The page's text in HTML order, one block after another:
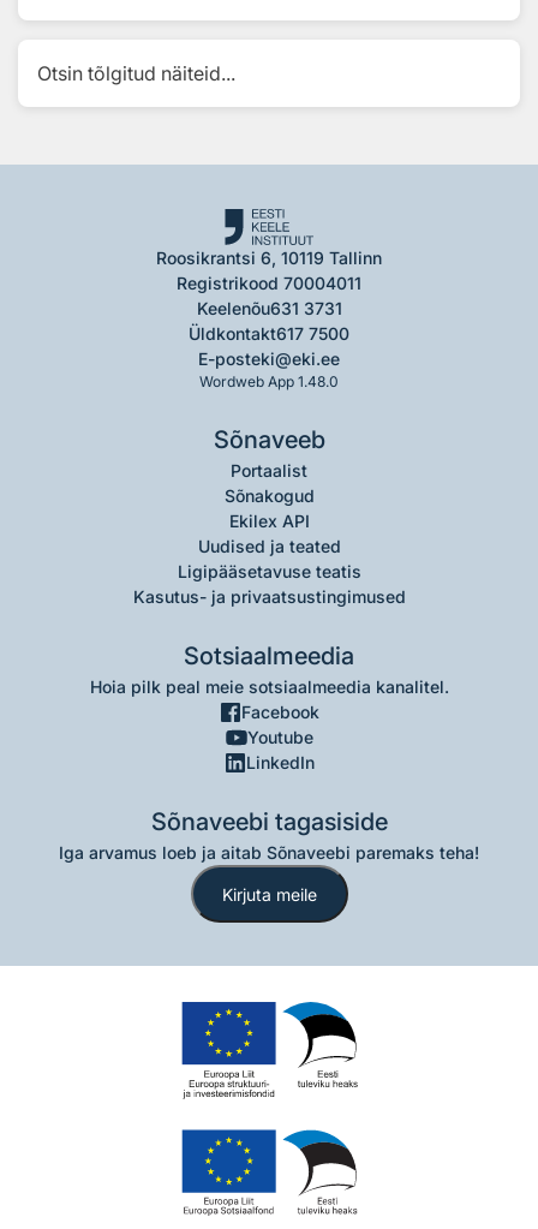
Otsin tõlgitud näiteid...
Roosikrantsi 6, 10119 Tallinn
Registrikood 70004011
Keelenõu631 3731
Üldkontakt617 7500
E-posteki@eki.ee
Wordweb App 1.48.0
Sõnaveeb
Portaalist
Sõnakogud
Ekilex API
Uudised ja teated
Ligipääsetavuse teatis
Kasutus- ja privaatsustingimused
Sotsiaalmeedia
Hoia pilk peal meie sotsiaalmeedia kanalitel.
Facebook
Youtube
LinkedIn
Sõnaveebi tagasiside
Iga arvamus loeb ja aitab Sõnaveebi paremaks teha!
Kirjuta meile